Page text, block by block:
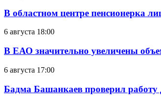
В областном центре пенсионерка
6 августа 18:00
В ЕАО значительно увеличены
6 августа 17:00
Бадма Башанкаев проверил